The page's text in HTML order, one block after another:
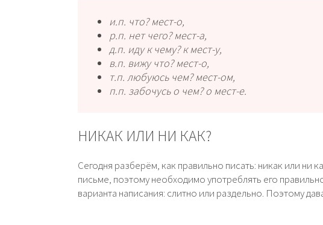
и.п. что? мест-о,
р.п. нет чего? мест-а,
д.п. иду к чему? к мест-у,
в.п. вижу что? мест-о,
т.п. любу­юсь чем? мест-ом,
п.п. забо­чусь о чем? о мест-е.
НИКАК ИЛИ НИ КАК?
Сегодня разберём, как правильно писать: никак или ни
письме, поэтому необходимо употреблять его
варианта написания: слитно или раздельно. Поэтому